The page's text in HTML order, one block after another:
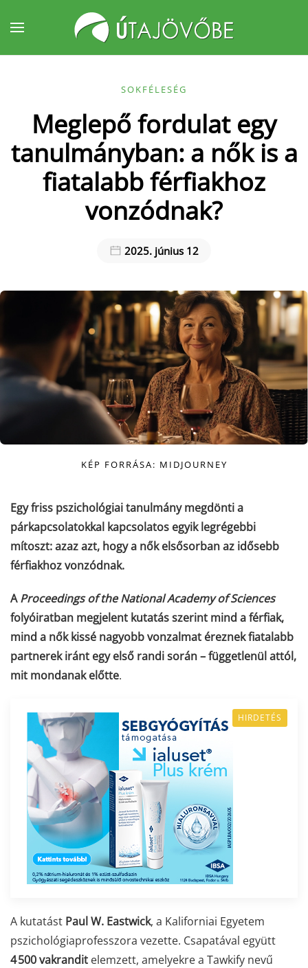
Fő tartalom átugrása
SOKFÉLESÉG
Meglepő fordulat egy
tanulmányban: a nők is a
fiatalabb férfiakhoz
vonzódnak?
2025. június 12
KÉP FORRÁSA: MIDJOURNEY
Egy friss pszichológiai tanulmány megdönti a
párkapcsolatokkal kapcsolatos egyik legrégebbi
mítoszt: azaz azt, hogy a nők elsősorban az idősebb
férfiakhoz vonzódnak.
AProceedings of the National Academy of Sciences
folyóiratban megjelent kutatás szerint mind a férfiak,
mind a nők kissé nagyobb vonzalmat éreznek fiatalabb
partnerek iránt egy első randi során – függetlenül attól,
mit mondanak előtte.
HIRDETÉS
A kutatást Paul W. Eastwick, a Kaliforniai Egyetem
pszichológiaprofesszora vezette. Csapatával együtt
4 500 vakrandit elemzett, amelyekre a Tawkify nevű